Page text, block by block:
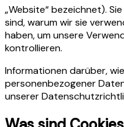
„Website“ bezeichnet).
sind, warum wir sie
haben, um unsere
kontrollieren.
Informationen darüber,
personenbezogener
unserer